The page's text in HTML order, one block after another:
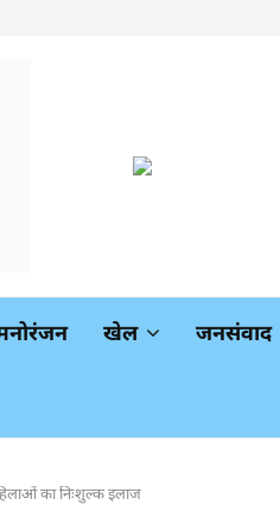
खेल जनसंवाद
का निःशुल्क इलाज